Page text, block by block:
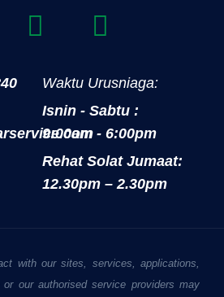
Waktu Urusniaga:
Isnin - Sabtu :
9:00am - 6:00pm
Rehat Solat Jumaat:
12.30pm – 2.30pm
with our sites, services, applications,
our authorised service providers may